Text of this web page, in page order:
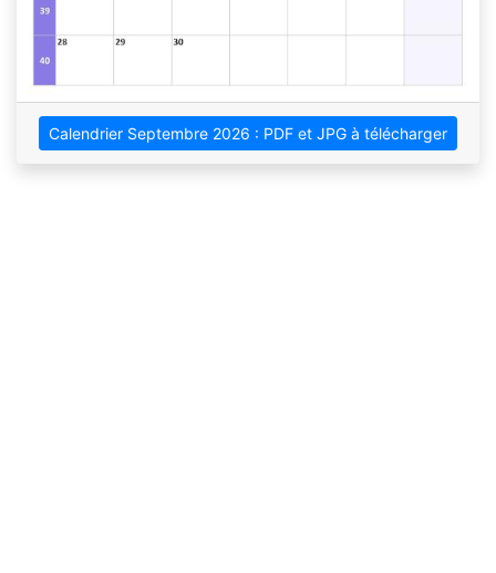
Calendrier Septembre 2026 : PDF et JPG à télécharger